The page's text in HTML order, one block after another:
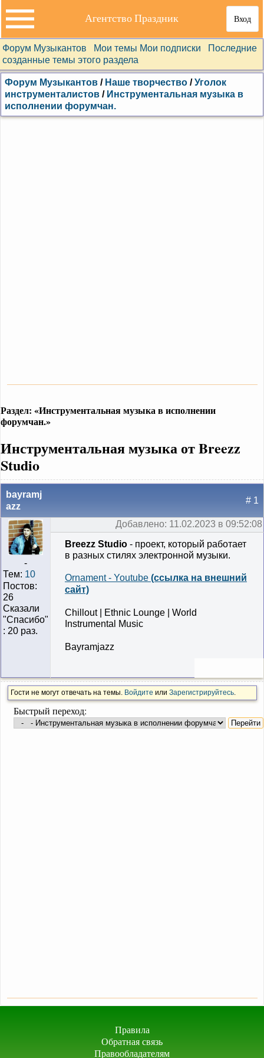
Вход
Агентство Праздник
Форум Музыкантов Мои темы Мои подписки
Последние
созданные темы этого раздела
Форум Музыкантов / Наше творчество /Уголок
инструменталистов / Инструментальная музыка в
исполнении форумчан.
Раздел: «Инструментальная музыка в исполнении
форумчан.»
Инструментальная музыка от Breezz
Studio
bayramj
azz
# 1
-
Тем: 10
Постов:
26
Сказали
"Cпасибо"
: 20 раз.
Добавлено: 11.02.2023 в 09:52:08
Breezz Studio - проект, который работает
в разных стилях электронной музыки.
Ornament - Youtube (ссылка на внешний
сайт)
Chillout | Ethnic Lounge | World
Instrumental Music
Bayramjazz
Гости не могут отвечать на темы. Войдите или Зарегистрируйтесь.
Быстрый переход:
Правила
Обратная связь
Правообладателям